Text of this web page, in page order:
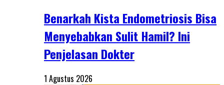
Benarkah Kista Endometriosis Bisa
Menyebabkan Sulit Hamil? Ini
Penjelasan Dokter
1 Agustus 2026